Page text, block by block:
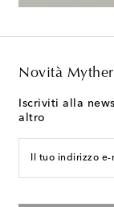
Novità
Iscriviti alla
altro
Il tuo indirizzo e-